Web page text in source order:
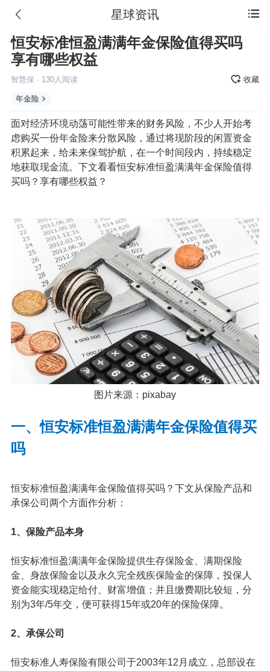
 星球资讯
恒安标准恒盈满满年金保险值得买吗
享有哪些权益
智慧保 · 130人阅读 收藏
年金险
面对经济环境动荡可能性带来的财务风险，不少人开始考
虑购买一份年金险来分散风险，通过将现阶段的闲置资金
积累起来，给未来保驾护航，在一个时间段内，持续稳定
地获取现金流。下文看看恒安标准恒盈满满年金保险值得
买吗？享有哪些权益？
图片来源：pixabay
一、恒安标准恒盈满满年金保险值得买
吗
恒安标准恒盈满满年金保险值得买吗？下文从保险产品和
承保公司两个方面作分析：
1、保险产品本身
恒安标准恒盈满满年金保险提供生存保险金、满期保险
金、身故保险金以及永久完全残疾保险金的保障，投保人
资金能实现稳定给付、财富增值；并且缴费期比较短，分
别为3年/5年交，便可获得15年或20年的保险保障。
2、承保公司
恒安标准人寿保险有限公司于2003年12月成立，总部设在